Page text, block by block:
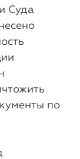
Суда
по